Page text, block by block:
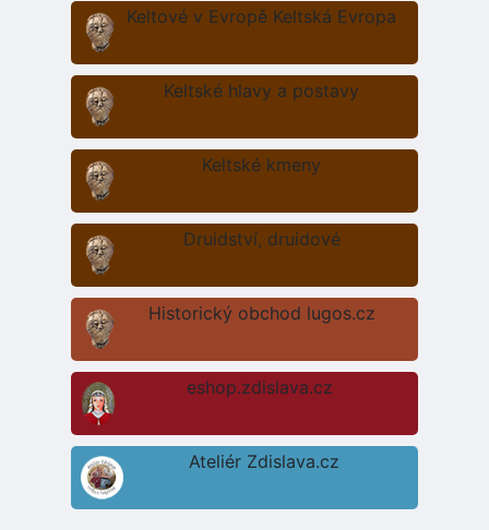
Keltové v Evropě Keltská Evropa
Keltské hlavy a postavy
Keltské kmeny
Druidství, druidové
Historický obchod lugos.cz
eshop.zdislava.cz
Ateliér Zdislava.cz